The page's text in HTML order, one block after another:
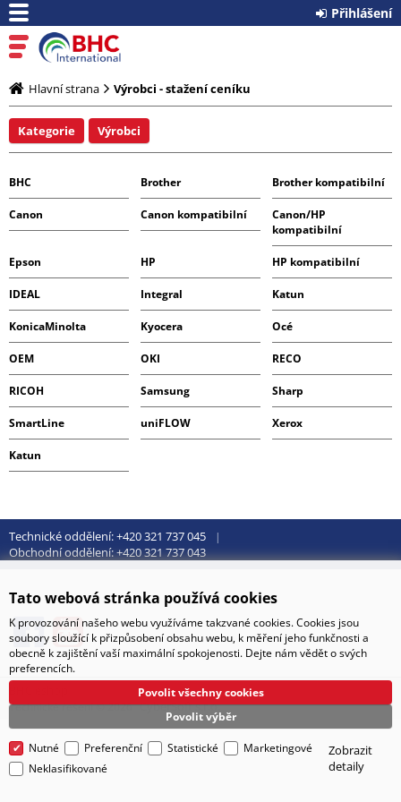
Přihlášení
Hlavní strana Výrobci - stažení ceníku
Kategorie Výrobci
BHC Brother Brother kompatibilní
Canon Canon kompatibilní
Canon/HP
kompatibilní
Epson HP HP kompatibilní
IDEAL Integral Katun
KonicaMinolta Kyocera Océ
OEM OKI RECO
RICOH Samsung Sharp
SmartLine uniFLOW Xerox
Katun
Technické oddělení: +420 321 737 045
Obchodní oddělení: +420 321 737 043
Technické řešení © 2026 CyberSoft s.r.o.
Tato webová stránka používá cookies
K provozování našeho webu využíváme takzvané cookies. Cookies jsou
soubory sloužící k přizpůsobení obsahu webu, k měření jeho funkčnosti a
obecně k zajištění vaší maximální spokojenosti. Dejte nám vědět o svých
preferencích.
Povolit výběr
Povolit všechny cookies
Nutné Preferenční Statistické
Marketingové
Neklasifikované
Zobrazit
detaily